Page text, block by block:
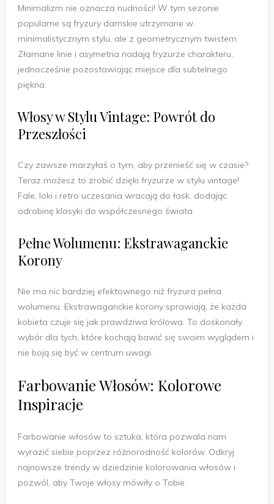
Minimalizm nie oznacza nudności! W tym sezonie
popularne są fryzury damskie utrzymane w
minimalistycznym stylu, ale z geometrycznym twistem.
Złamane linie i asymetria nadają fryzurze charakteru,
jednocześnie pozostawiając miejsce dla subtelnego
piękna.
Włosy w Stylu Vintage: Powrót do
Przeszłości
Czy zawsze marzyłaś o tym, aby przenieść się w czasie?
Teraz możesz to zrobić dzięki fryzurze w stylu vintage!
Fale, loki i retro uczesania wracają do łask, dodając
odrobinę klasyki do współczesnego świata.
Pełne Wolumenu: Ekstrawaganckie
Korony
Nie ma nic bardziej efektownego niż fryzura pełna
wolumenu. Ekstrawaganckie korony sprawiają, że każda
kobieta czuje się jak prawdziwa królowa. To doskonały
wybór dla tych, które kochają bawić się swoim wyglądem i
nie boją się być w centrum uwagi.
Farbowanie Włosów: Kolorowe
Inspiracje
Farbowanie włosów to sztuka, która pozwala nam
wyrazić siebie poprzez różnorodność kolorów. Odkryj
najnowsze trendy w dziedzinie kolorowania włosów i
pozwól, aby Twoje włosy mówiły o Tobie.